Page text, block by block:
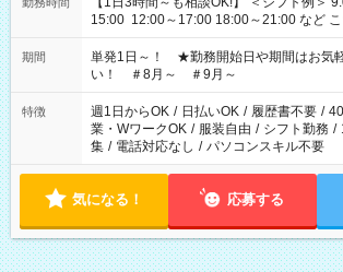
15:00 12:00～17:00 18:00～21:00 など こちら以外の時間帯も
お気軽にご相談ください！
期間
単発1日～！ ★勤務開始日や期間はお気
い！ ＃8月～ ＃9月～
特徴 週1日からOK / 日払いOK / 履歴書不要 /
業・WワークOK / 服装自由 / シフト勤務 /
集 / 電話対応なし / パソコンスキル不要
気になる！ 応募する